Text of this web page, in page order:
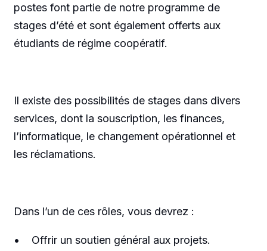
postes font partie de notre programme de
stages d’été et sont également offerts aux
étudiants de régime coopératif.
Il existe des possibilités de stages dans divers
services, dont la souscription, les finances,
l’informatique, le changement opérationnel et
les réclamations.
Dans l’un de ces rôles, vous devrez :
• Offrir un soutien général aux projets.